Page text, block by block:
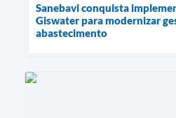
Sanebavi conquista
Giswater para modernizar
abastecimento